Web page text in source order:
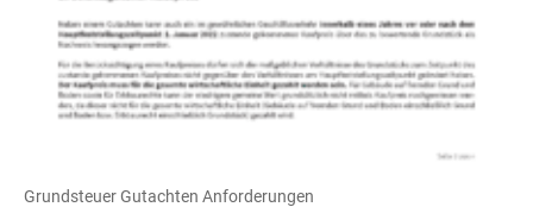
Grundsteuer Gutachten Anforderungen